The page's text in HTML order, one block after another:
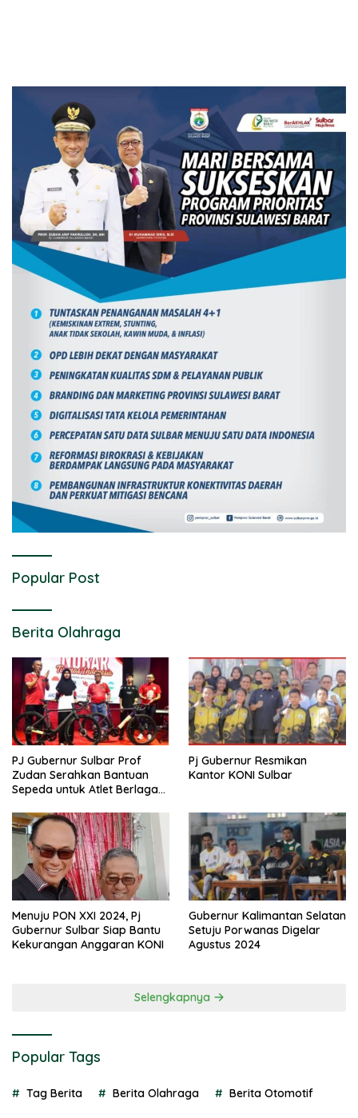
Popular Post
Berita Olahraga
PJ Gubernur Sulbar Prof
Zudan Serahkan Bantuan
Sepeda untuk Atlet Berlaga
Pj Gubernur Resmikan
Kantor KONI Sulbar
Menuju PON XXI 2024, Pj
Gubernur Sulbar Siap Bantu
Kekurangan Anggaran KONI
Gubernur Kalimantan Selatan
Setuju Porwanas Digelar
Agustus 2024
Selengkapnya
Popular Tags
Tag Berita Berita Olahraga Berita Otomotif